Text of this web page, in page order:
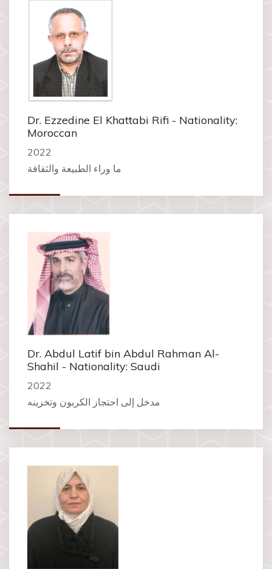
Dr. Ezzedine El Khattabi Rifi - Nationality:
Moroccan
2022
ما وراء الطبيعة والثقافة
Dr. Abdul Latif bin Abdul Rahman Al-
Shahil - Nationality: Saudi
2022
مدخل إلى احتجاز الكربون وتخزينه